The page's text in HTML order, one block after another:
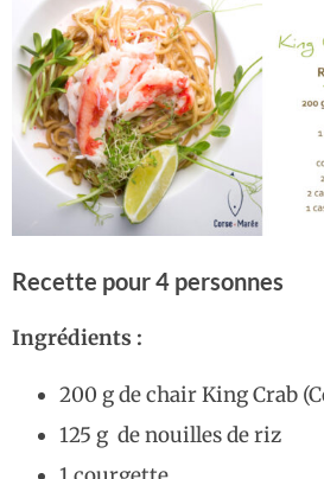
Recette pour 4 personnes
Ingrédients :
200 g de chair King Crab
125 g de nouilles de riz